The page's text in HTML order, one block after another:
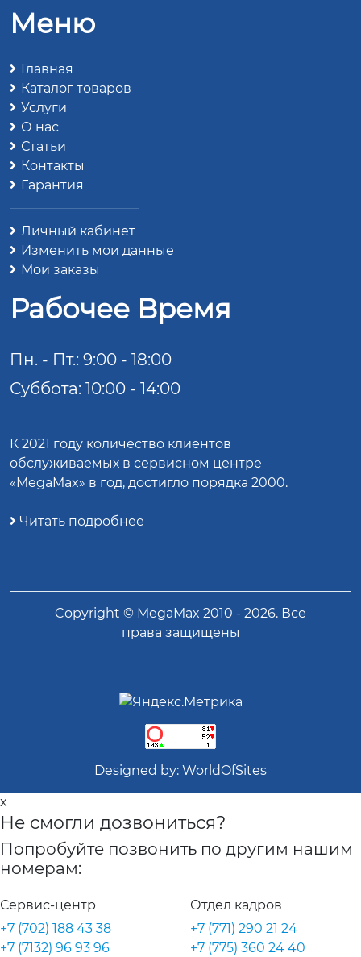
Меню
Главная
Каталог товаров
Услуги
О нас
Статьи
Контакты
Гарантия
Личный кабинет
Изменить мои данные
Мои заказы
Рабочее Время
Пн. - Пт.: 9:00 - 18:00
Суббота: 10:00 - 14:00
К 2021 году количество клиентов
обслуживаемых в сервисном центре
«MegaMax» в год, достигло порядка 2000.
Читать подробнее
Copyright © MegaMax 2010 - 2026. Все
права защищены
Designed by: WorldOfSites
x
Не смогли дозвониться?
Попробуйте позвонить по другим нашим
номерам:
Сервис-центр
+7 (702) 188 43 38
+7 (7132) 96 93 96
Отдел кадров
+7 (771) 290 21 24
+7 (775) 360 24 40